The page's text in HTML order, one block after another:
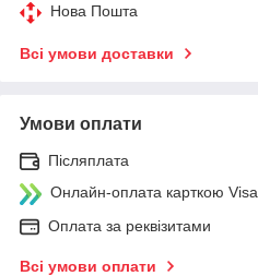
Нова Пошта
Всі умови доставки
Умови оплати
Післяплата
Онлайн-оплата карткою
Оплата за реквізитами
Всі умови оплати